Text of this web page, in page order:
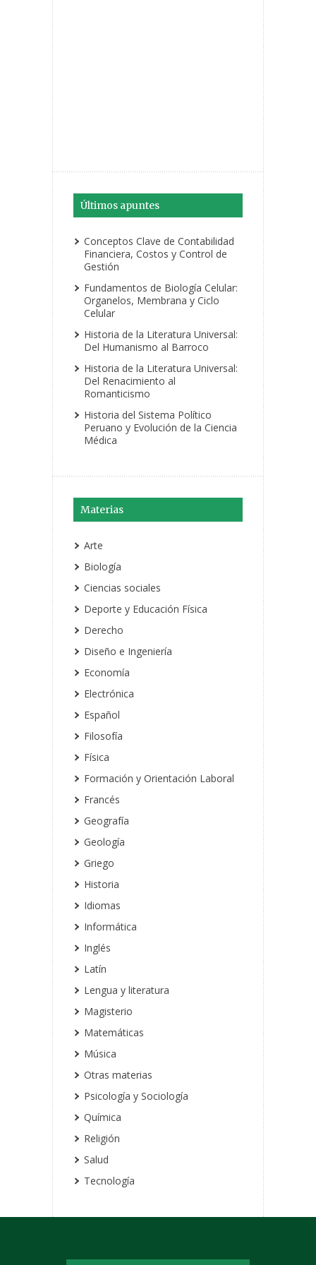
Últimos apuntes
Conceptos Clave de Contabilidad
Financiera, Costos y Control de
Gestión
Fundamentos de Biología Celular:
Organelos, Membrana y Ciclo
Celular
Historia de la Literatura Universal:
Del Humanismo al Barroco
Historia de la Literatura Universal:
Del Renacimiento al
Romanticismo
Historia del Sistema Político
Peruano y Evolución de la Ciencia
Médica
Materias
Arte
Biología
Ciencias sociales
Deporte y Educación Física
Derecho
Diseño e Ingeniería
Economía
Electrónica
Español
Filosofía
Física
Formación y Orientación Laboral
Francés
Geografía
Geología
Griego
Historia
Idiomas
Informática
Inglés
Latín
Lengua y literatura
Magisterio
Matemáticas
Música
Otras materias
Psicología y Sociología
Química
Religión
Salud
Tecnología